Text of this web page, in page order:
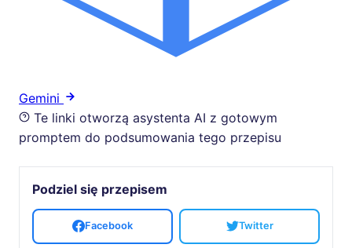
Gemini
Te linki otworzą asystenta AI z gotowym
promptem do podsumowania tego przepisu
Podziel się przepisem
Facebook Twitter